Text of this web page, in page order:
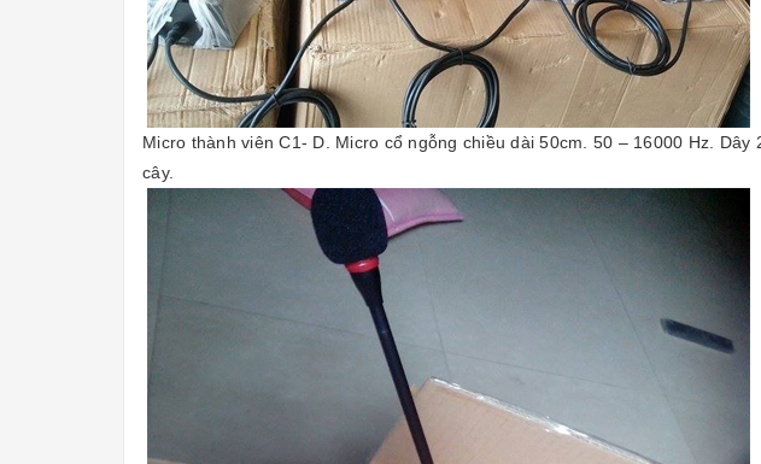
Micro thành viên C1- D. Micro cổ ngỗng chiều dài 50cm. 50 – 16000 Hz.
cây.